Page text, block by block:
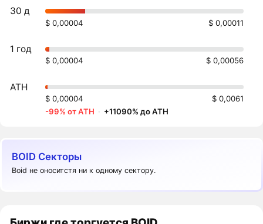
30 д
$ 0,00004 $ 0,00011
1 год
$ 0,00004 $ 0,00056
ATH
$ 0,00004
$ 0,0061
-99% от ATH · +11090% до ATH
BOID Секторы
Boid не оноситстя ни к одному сектору.